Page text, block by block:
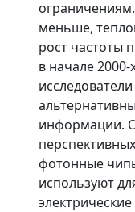
меньше,
рост частоты
в начале
информации.
фотонные
используют